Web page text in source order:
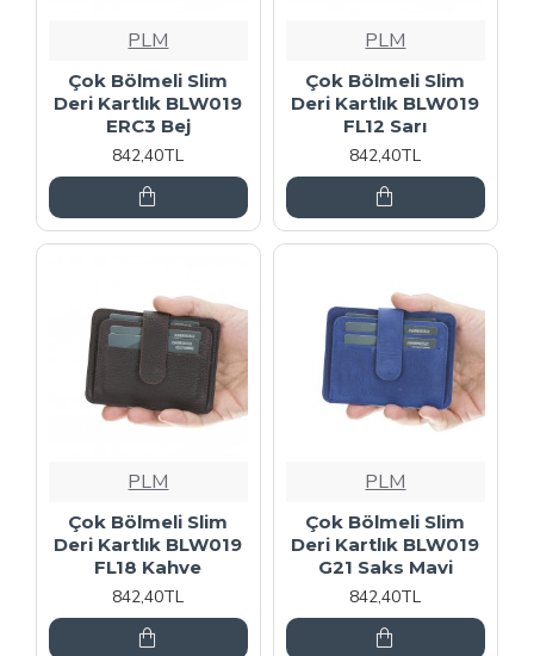
PLM
Çok Bölmeli Slim
Deri Kartlık BLW019
ERC3 Bej
842,40TL
PLM
Çok Bölmeli Slim
Deri Kartlık BLW019
FL12 Sarı
842,40TL
PLM
Çok Bölmeli Slim
Deri Kartlık BLW019
FL18 Kahve
842,40TL
PLM
Çok Bölmeli Slim
Deri Kartlık BLW019
G21 Saks Mavi
842,40TL